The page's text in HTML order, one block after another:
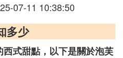
07-11 10:38:50
多少
式甜點，以下是關於泡芙